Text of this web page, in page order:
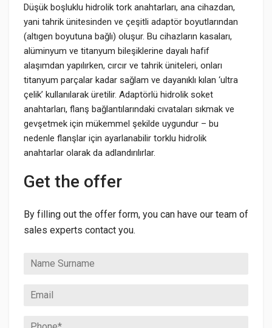
Düşük boşluklu hidrolik tork anahtarları, ana cihazdan,
yani tahrik ünitesinden ve çeşitli adaptör boyutlarından
(altıgen boyutuna bağlı) oluşur. Bu cihazların kasaları,
alüminyum ve titanyum bileşiklerine dayalı hafif
alaşımdan yapılırken, cırcır ve tahrik üniteleri, onları
titanyum parçalar kadar sağlam ve dayanıklı kılan ‘ultra
çelik’ kullanılarak üretilir. Adaptörlü hidrolik soket
anahtarları, flanş bağlantılarındaki cıvataları sıkmak ve
gevşetmek için mükemmel şekilde uygundur – bu
nedenle flanşlar için ayarlanabilir torklu hidrolik
anahtarlar olarak da adlandırılırlar.
Get the offer
By filling out the offer form, you can have our team of
sales experts contact you.